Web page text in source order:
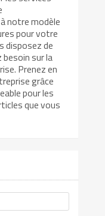
notre modèle
pour votre
disposez de
sur la
Prenez en
grâce
pour les
que vous